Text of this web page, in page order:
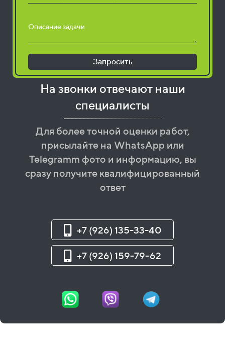
Описание задачи
Запросить
На звонки отвечают наши
специалисты
Для более точной оценки работ,
присылайте на WhatsApp или
Telegramm фото и информацию, вы
сразу получите квалифицированный
ответ
+7 (926) 135-33-40
+7 (926) 159-79-62